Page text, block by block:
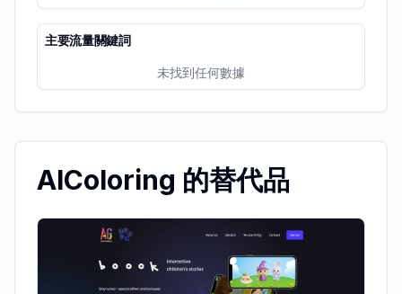
主要流量關鍵詞
未找到任何數據
AIColoring 的替代品